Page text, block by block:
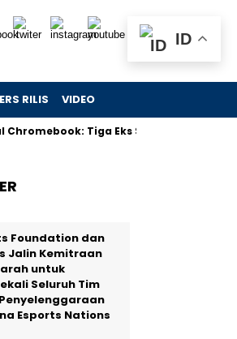
RILIS VIDEO
Tiga Eks Stafsus Nadiem
Foundation dan
Jalin Kemitraan
untuk
Seluruh Tim
Esports Nations
ID